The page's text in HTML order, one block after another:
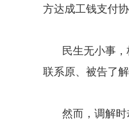
方达成工钱支付
民生无小事
联系原、被告了
然而，调解时